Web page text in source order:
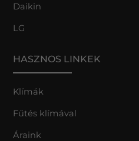
Daikin
LG
HASZNOS LINKEK
Klímák
Fűtés klímával
Áraink